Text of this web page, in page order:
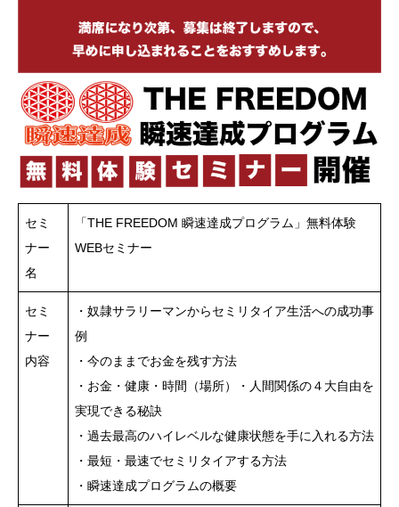
セミ
ナー
名
「THE FREEDOM 瞬速達成プログラム」無料体験
WEBセミナー
セミ
ナー
内容
・奴隷サラリーマンからセミリタイア生活への成功事
例
・今のままでお金を残す方法
・お金・健康・時間（場所）・人間関係の４大自由を
実現できる秘訣
・過去最高のハイレベルな健康状態を手に入れる方法
・最短・最速でセミリタイアする方法
・瞬速達成プログラムの概要